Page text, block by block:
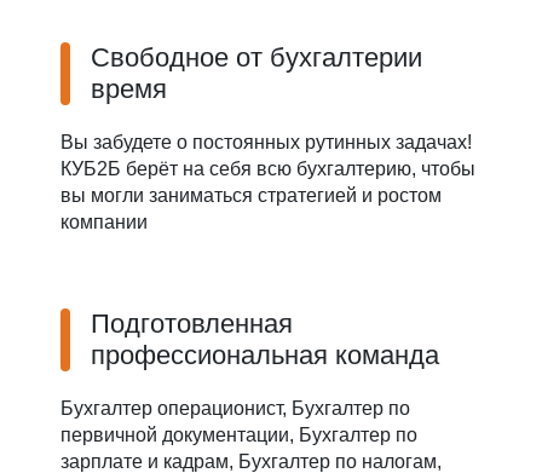
Свободное от бухгалтерии
время
Вы забудете о постоянных рутинных задачах!
КУБ2Б берёт на себя всю бухгалтерию, чтобы
вы могли заниматься стратегией и ростом
компании
Подготовленная
профессиональная команда
Бухгалтер операционист, Бухгалтер по
первичной документации, Бухгалтер по
зарплате и кадрам, Бухгалтер по налогам,